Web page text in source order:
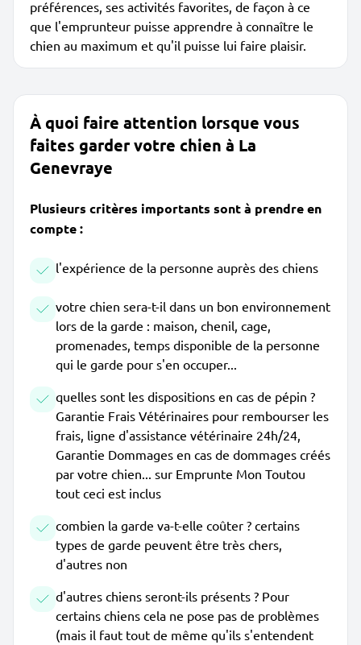
préférences, ses activités favorites, de façon à ce
que l'emprunteur puisse apprendre à connaître le
chien au maximum et qu'il puisse lui faire plaisir.
À quoi faire attention lorsque vous
faites garder votre chien à La
Genevraye
Plusieurs critères importants sont à prendre en
compte :
l'expérience de la personne auprès des chiens
votre chien sera-t-il dans un bon environnement
lors de la garde : maison, chenil, cage,
promenades, temps disponible de la personne
qui le garde pour s'en occuper...
quelles sont les dispositions en cas de pépin ?
Garantie Frais Vétérinaires pour rembourser les
frais, ligne d'assistance vétérinaire 24h/24,
Garantie Dommages en cas de dommages créés
par votre chien... sur Emprunte Mon Toutou
tout ceci est inclus
combien la garde va-t-elle coûter ? certains
types de garde peuvent être très chers,
d'autres non
d'autres chiens seront-ils présents ? Pour
certains chiens cela ne pose pas de problèmes
(mais il faut tout de même qu'ils s'entendent